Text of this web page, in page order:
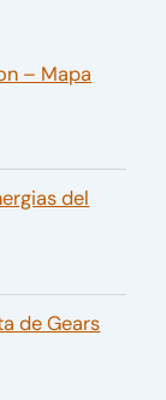
– Mapa
del
de Gears